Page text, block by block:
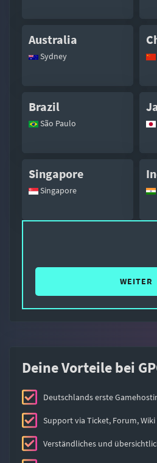
Australia
Sydney
Brazil
São Paulo
Singapore
Singapore
WEITER
Deine Vorteile bei
Deutschlands erste
Support via Ticket, Forum,
Verständliches und